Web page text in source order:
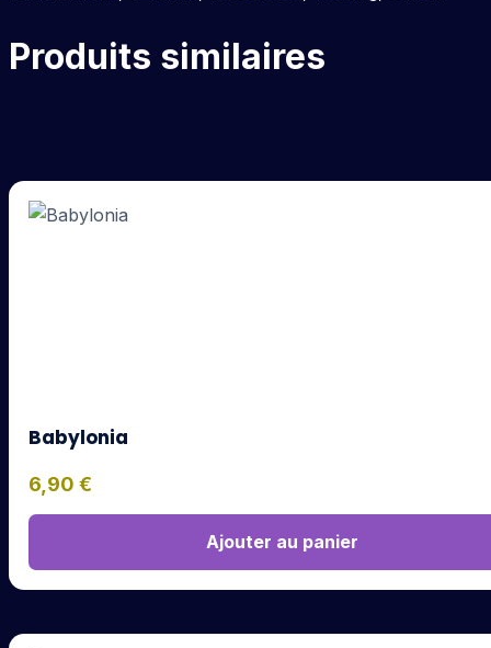
Produits similaires
Babylonia
6,90 €
Ajouter au panier